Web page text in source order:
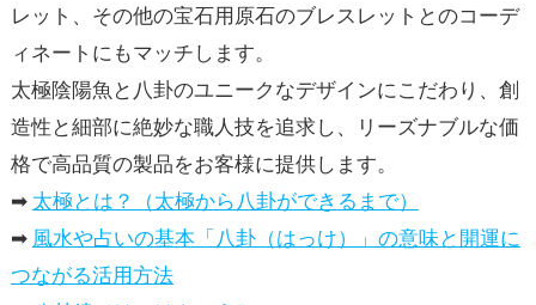
レット、その他の宝石用原石のブレスレットとのコーデ
ィネートにもマッチします。
太極陰陽魚と八卦のユニークなデザインにこだわり、創
造性と細部に絶妙な職人技を追求し、リーズナブルな価
格で高品質の製品をお客様に提供します。
➡ 太極とは？（太極から八卦ができるまで）
➡ 風水や占いの基本「八卦（はっけ）」の意味と開運に
つながる活用方法